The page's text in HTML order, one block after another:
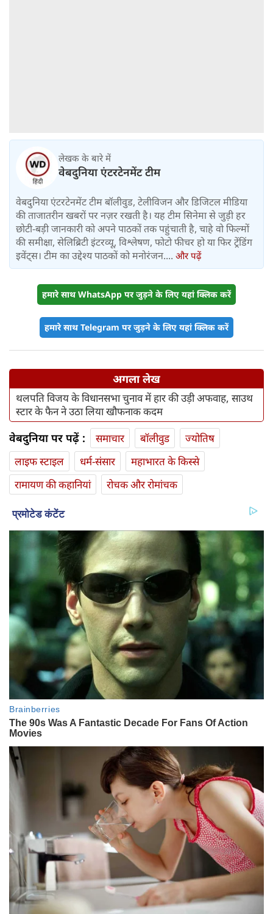
लेखक के बारे में
वेबदुनिया एंटरटेनमेंट टीम
वेबदुनिया एंटरटेनमेंट टीम बॉलीवुड, टेलीविजन और डिजिटल मीडिया
की ताजातरीन खबरों पर नज़र रखती है। यह टीम सिनेमा से जुड़ी हर
छोटी-बड़ी जानकारी को अपने पाठकों तक पहुंचाती है, चाहे वो फिल्मों
की समीक्षा, सेलिब्रिटी इंटरव्यू, विश्लेषण, फोटो फीचर हो या फिर ट्रेंडिंग
इवेंट्स। टीम का उद्देश्य पाठकों को मनोरंजन.... और पढ़ें
हमारे साथ WhatsApp पर जुड़ने के लिए यहां क्लिक करें
हमारे साथ Telegram पर जुड़ने के लिए यहां क्लिक करें
अगला लेख
थलपति विजय के विधानसभा चुनाव में हार की उड़ी अफवाह, साउथ
स्टार के फैन ने उठा लिया खौफनाक कदम
वेबदुनिया पर पढ़ें : समाचार बॉलीवुड
ज्योतिष
लाइफ स्‍टाइल
धर्म-संसार
महाभारत के किस्से
रामायण की कहानियां
रोचक और रोमांचक